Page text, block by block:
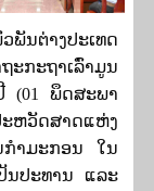
ພັນຕ່າງປະເທດ
ະກະຖາເລົ່າມູນ
(01ພຶດສະພາ
ະຫວັດສາດແຫ່ງ
ກຳມະກອນ ໃນ
ນປະທານ ແລະ